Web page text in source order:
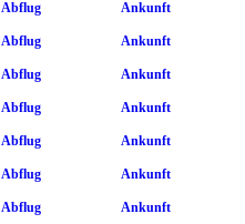
Abflug Ankunft
Abflug Ankunft
Abflug Ankunft
Abflug Ankunft
Abflug Ankunft
Abflug Ankunft
Abflug Ankunft